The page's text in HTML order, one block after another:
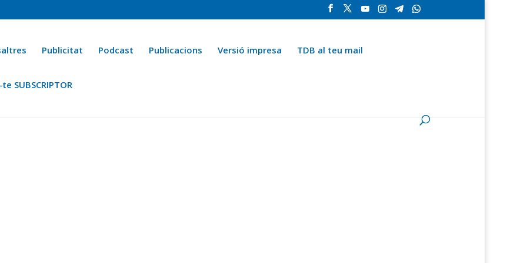
Publicitat Podcast Publicacions Versió impresa TDB al teu mail
SUBSCRIPTOR
Ara fa 25 anys